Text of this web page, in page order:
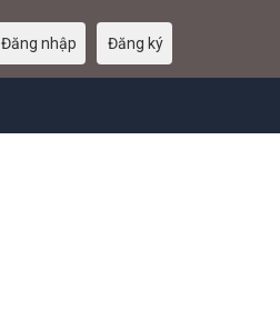
Đăng nhập Đăng ký